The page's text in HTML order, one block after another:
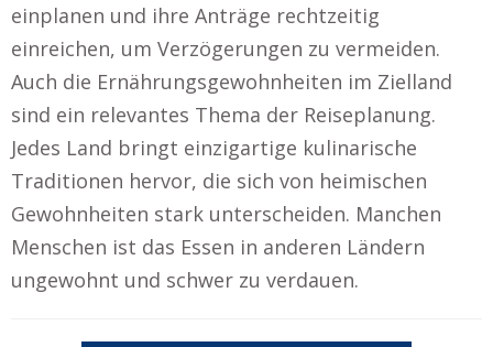
einplanen und ihre Anträge rechtzeitig
einreichen, um Verzögerungen zu vermeiden.
Auch die Ernährungsgewohnheiten im Zielland
sind ein relevantes Thema der Reiseplanung.
Jedes Land bringt einzigartige kulinarische
Traditionen hervor, die sich von heimischen
Gewohnheiten stark unterscheiden. Manchen
Menschen ist das Essen in anderen Ländern
ungewohnt und schwer zu verdauen.